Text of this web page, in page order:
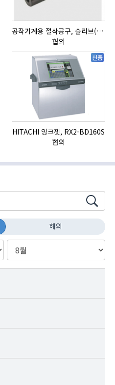
공작기계용 절삭공구, 슬리브(SLEEVE)
협의
신품
HITACHI 잉크젯, RX2-BD160S
협의
해외